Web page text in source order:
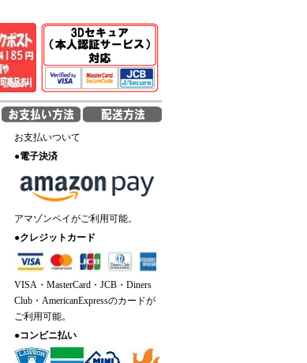
お支払いついて
●電子決済
アマゾンペイがご利用可能。
●クレジットカード
VISA・MasterCard・JCB・Diners
Club・AmericanExpressのカードが
ご利用可能。
●コンビニ払い